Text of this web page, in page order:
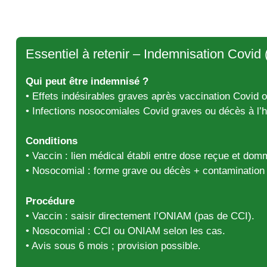
Essentiel à retenir – Indemnisation Covid
Qui peut être indemnisé ?
• Effets indésirables graves après vaccination Covid
• Infections nosocomiales Covid graves ou décès à
Conditions
• Vaccin : lien médical établi entre dose reçue et
• Nosocomial : forme grave ou décès + contamination
Procédure
• Vaccin : saisir directement l’ONIAM (pas de CCI).
• Nosocomial : CCI ou ONIAM selon les cas.
• Avis sous 6 mois ; provision possible.